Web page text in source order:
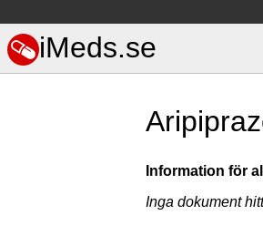
iMeds.se
Information för
Inga dokument